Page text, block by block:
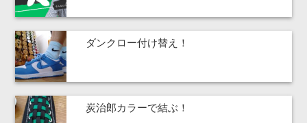
ダンクロー付け替え！
炭治郎カラーで結ぶ！